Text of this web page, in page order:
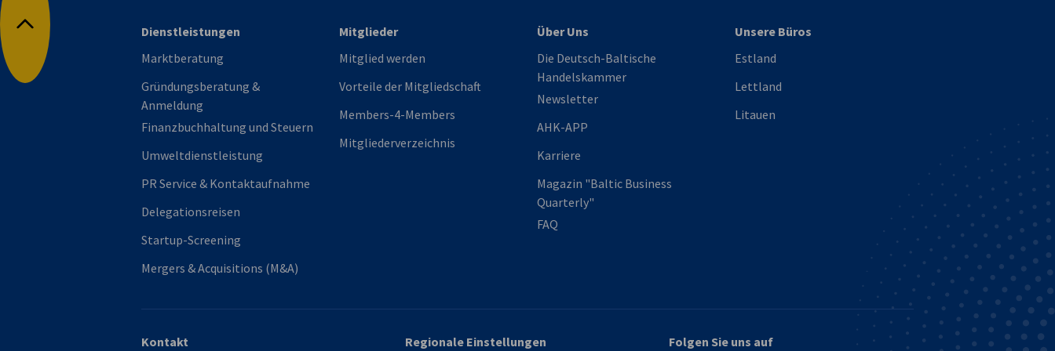
Nach oben
Dienstleistungen
Marktberatung
Gründungsberatung &
Anmeldung
Finanzbuchhaltung und Steuern
Umweltdienstleistung
PR Service & Kontaktaufnahme
Delegationsreisen
Startup-Screening
Mergers & Acquisitions (M&A)
Mitglieder
Mitglied werden
Vorteile der Mitgliedschaft
Members-4-Members
Mitgliederverzeichnis
Über Uns
Die Deutsch-Baltische
Handelskammer
Newsletter
AHK-APP
Karriere
Magazin "Baltic Business
Quarterly"
FAQ
Unsere Büros
Estland
Lettland
Litauen
Kontakt Regionale Einstellungen Folgen Sie uns auf